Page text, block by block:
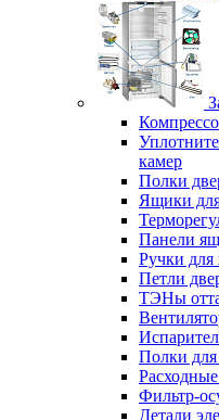
камер
Полки
Ящики
Панели
Ручки для
Петли
ТЭНы
Полки для
Фильтр-
Детали